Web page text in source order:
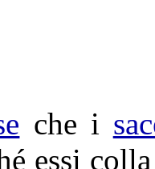
che i
essi